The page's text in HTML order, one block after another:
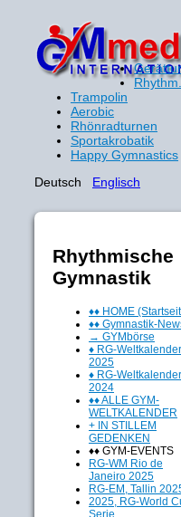
Trampolin
Aerobic
Rhönradturnen
Sportakrobatik
Happy Gymnastics
Deutsch Englisch
Rhythmische
Gymnastik
♦♦ HOME
♦♦ Gymnastik-
→ GYMbörse
♦ RG-Weltkalender
2025
♦ RG-Weltkalender
2024
♦♦ ALLE GYM-
WELTKALENDER
+ IN STILLEM
GEDENKEN
♦♦ GYM-EVENTS
RG-WM Rio de
Janeiro 2025
RG-EM, Tallin
2025, RG-World
Serie